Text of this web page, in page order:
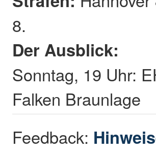
8.
Der Ausblick:
Sonntag, 19 Uhr:
Falken Braunlage
Feedback: